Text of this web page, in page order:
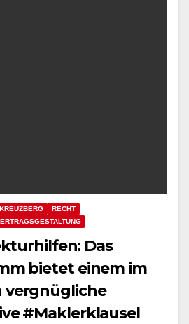
KREUZBERG
RECHT
Das
bietet einem im
vergnügliche
#Maklerklausel